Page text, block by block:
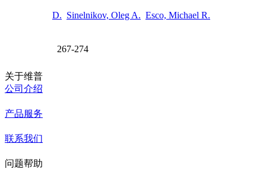
D. Sinelnikov, Oleg A. Esco, Michael R.
267-274
关于维普
公司介绍
产品服务
联系我们
问题帮助